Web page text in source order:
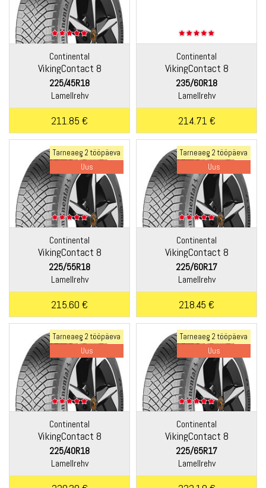
Continental
VikingContact 8
225/45R18
Lamellrehv
211.85 €
Continental
VikingContact 8
235/60R18
Lamellrehv
214.71 €
Tarneaeg 2 tööpäeva
Uus
Continental
VikingContact 8
225/55R18
Lamellrehv
215.60 €
Tarneaeg 2 tööpäeva
Uus
Continental
VikingContact 8
225/60R17
Lamellrehv
218.45 €
Tarneaeg 2 tööpäeva
Uus
Continental
VikingContact 8
225/40R18
Lamellrehv
Tarneaeg 2 tööpäeva
Uus
Continental
VikingContact 8
225/65R17
Lamellrehv